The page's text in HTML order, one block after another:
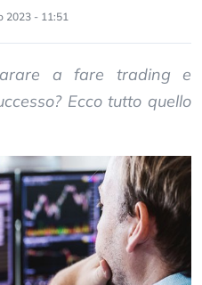
2023 - 11:51
a fare trading e
Ecco tutto quello